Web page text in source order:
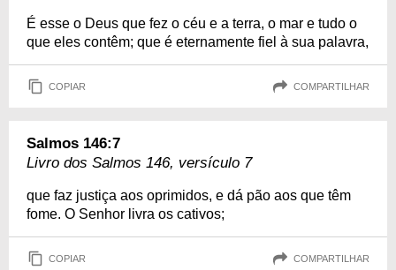
É esse o Deus que fez o céu e a terra, o mar e tudo o
que eles contêm; que é eternamente fiel à sua palavra,
COPIAR COMPARTILHAR
Salmos 146:7
Livro dos Salmos 146, versículo 7
que faz justiça aos oprimidos, e dá pão aos que têm
fome. O Senhor livra os cativos;
COPIAR COMPARTILHAR